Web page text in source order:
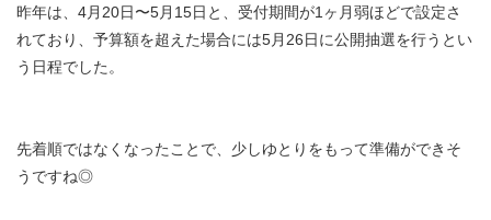
昨年は、4月20日〜5月15日と、受付期間が1ヶ月弱ほどで設定さ
れており、予算額を超えた場合には5月26日に公開抽選を行うとい
う日程でした。
先着順ではなくなったことで、少しゆとりをもって準備ができそ
うですね◎